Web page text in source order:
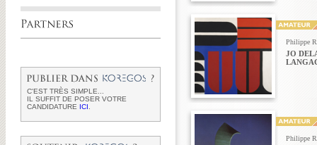
C'EST TRÈS SIMPLE...
IL SUFFIT DE POSER VOTRE
CANDIDATURE ICI
Philippe
JO
Philippe